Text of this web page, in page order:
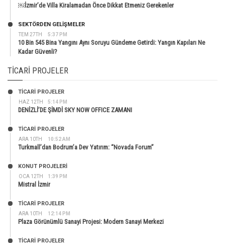
￼İzmir’de Villa Kiralamadan Önce Dikkat Etmeniz Gerekenler
TEM 27TH 5:37 PM
SEKTÖRDEN GELIŞMELER
10 Bin 545 Bina Yangını Aynı Soruyu Gündeme Getirdi: Yangın Kapıları Ne
Kadar Güvenli?
TICARI PROJELER
HAZ 12TH 5:14 PM
TİCARİ PROJELER
DENİZLİ’DE ŞİMDİ SKY NOW OFFICE ZAMANI
ARA 10TH 10:52 AM
TİCARİ PROJELER
Turkmall’dan Bodrum’a Dev Yatırım: “Novada Forum”
OCA 12TH 1:39 PM
KONUT PROJELERI
Mistral İzmir
ARA 10TH 12:14 PM
TİCARİ PROJELER
Plaza Görünümlü Sanayi Projesi: Modern Sanayi Merkezi
TİCARİ PROJELER